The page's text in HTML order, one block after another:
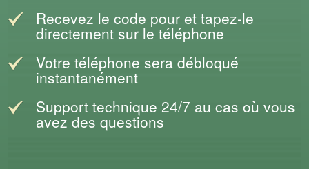
Recevez le code pour et tapez-le
directement sur le téléphone
Votre téléphone sera débloqué
instantanément
Support technique 24/7 au cas où vous
avez des questions